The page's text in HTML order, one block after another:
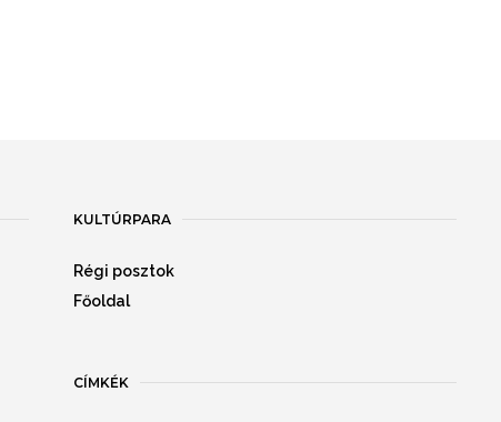
KULTÚRPARA
Régi posztok
Főoldal
CÍMKÉK